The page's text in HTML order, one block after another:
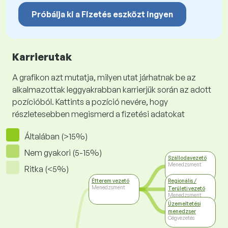
Próbálja ki a Fizetés eszközt ingyen
Karrierutak
A grafikon azt mutatja, milyen utat járhatnak be az
alkalmazottak leggyakrabban karrierjük során az adott
pozícióból. Kattints a pozíció nevére, hogy
részletesebben megismerd a fizetési adatokat
Általában (>15%)
Nem gyakori (5-15%)
Ritka (<5%)
Étterem vezető
Menedzsment
Szállodavezető
Menedzsment
Regionális /
Területi vezető
Menedzsment
Üzemeltetési
menedzser
Cégvezetés